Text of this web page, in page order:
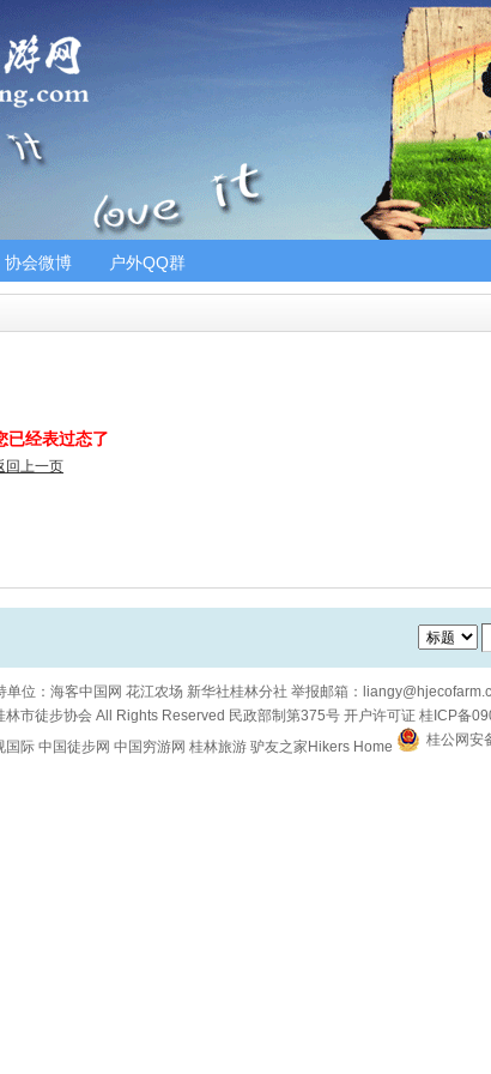
协会微博 户外QQ群
已经表过态了
回上一页
单位： 海客中国网 花江农场 新华社桂林分社 举报邮箱：
林市徒步协会All Rights Reserved 民政部制第375号 开户许可证 桂ICP备
国际 中国徒步网 中国穷游网 桂林旅游 驴友之家Hikers Home 桂公网安